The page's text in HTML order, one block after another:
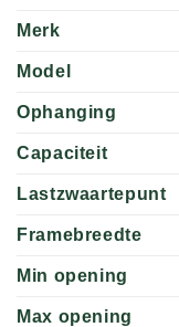
Merk
Model
Ophanging
Capaciteit
Lastzwaartepunt
Framebreedte
Min opening
Max opening